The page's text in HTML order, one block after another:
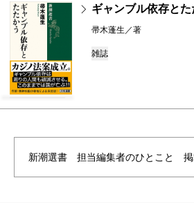
ギャンブル依存とた
帚木蓬生／著
雑誌
新潮選書 担当編集者のひとこと